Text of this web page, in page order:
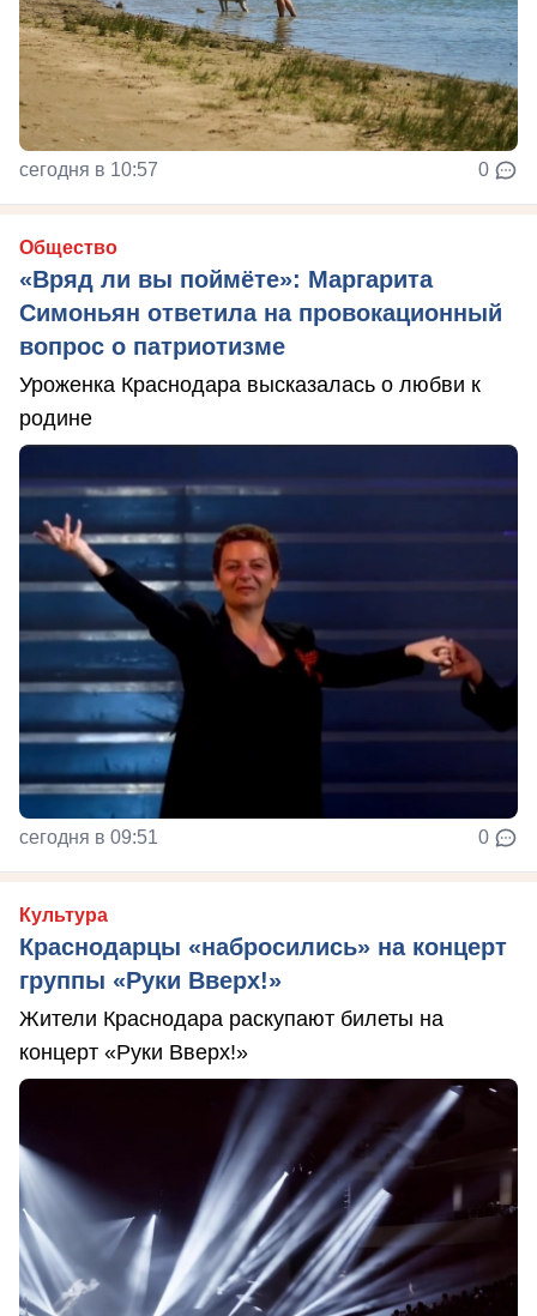
сегодня в 10:57 0
Общество
«Вряд ли вы поймёте»: Маргарита
Симоньян ответила на провокационный
вопрос о патриотизме
Уроженка Краснодара высказалась о любви к
родине
сегодня в 09:51 0
Культура
Краснодарцы «набросились» на концерт
группы «Руки Вверх!»
Жители Краснодара раскупают билеты на
концерт «Руки Вверх!»